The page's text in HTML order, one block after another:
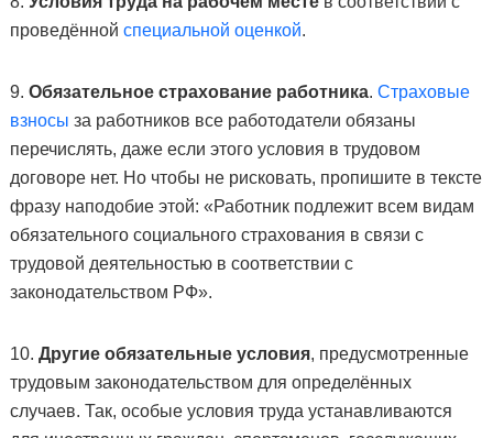
проведённой специальной оценкой.
9. Обязательное страхование работника. Страховые
взносы за работников все работодатели обязаны
перечислять, даже если этого условия в трудовом
договоре нет. Но чтобы не рисковать, пропишите в тексте
фразу наподобие этой: «Работник подлежит всем видам
обязательного социального страхования в связи с
трудовой деятельностью в соответствии с
законодательством РФ».
10. Другие обязательные условия, предусмотренные
трудовым законодательством для определённых
случаев. Так, особые условия труда устанавливаются